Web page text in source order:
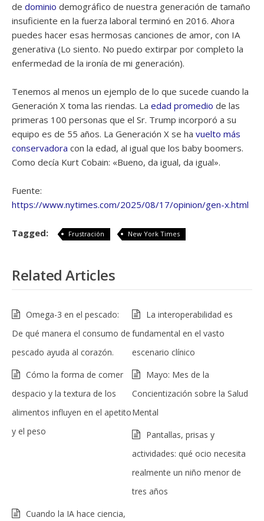
de dominio demográfico de nuestra generación de tamaño
insuficiente en la fuerza laboral terminó en 2016. Ahora
puedes hacer esas hermosas canciones de amor, con IA
generativa (Lo siento. No puedo extirpar por completo la
enfermedad de la ironía de mi generación).
Tenemos al menos un ejemplo de lo que sucede cuando la
Generación X toma las riendas. La edad promedio de las
primeras 100 personas que el Sr. Trump incorporó a su
equipo es de 55 años. La Generación X se ha vuelto más
conservadora con la edad, al igual que los baby boomers.
Como decía Kurt Cobain: «Bueno, da igual, da igual».
Fuente:
https://www.nytimes.com/2025/08/17/opinion/gen-x.html
Tagged: Frustración New York Times
Related Articles
Omega-3 en el pescado:
De qué manera el consumo de
pescado ayuda al corazón.
La interoperabilidad es
fundamental en el vasto
escenario clínico
Cómo la forma de comer
despacio y la textura de los
alimentos influyen en el apetito
y el peso
Mayo: Mes de la
Concientización sobre la Salud
Mental
Pantallas, prisas y
actividades: qué ocio necesita
realmente un niño menor de
tres años
Cuando la IA hace ciencia,